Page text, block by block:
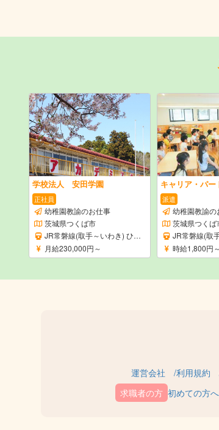
学校法人 安田学園
正社員
幼稚園教諭のお仕事
茨城県つくば市
JR常磐線(取手～いわき) ひたち野うしく駅
月給230,000円～
派遣
幼稚園教諭の
茨城県つくば
JR常磐線(取手～い
時給1,800円～
運営会社 利用規約
初めての方へ